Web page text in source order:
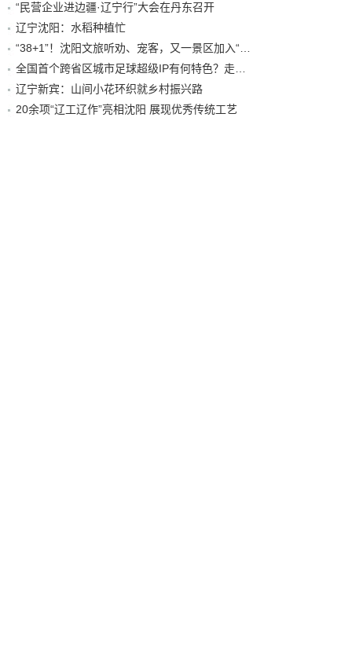
“民营企业进边疆·辽宁行”大会在丹东召开
辽宁沈阳：水稻种植忙
“38+1”！沈阳文旅听劝、宠客，又一景区加入“东北超”优惠名单！
全国首个跨省区城市足球超级IP有何特色？走进沈阳现场去看看
辽宁新宾：山间小花环织就乡村振兴路
20余项“辽工辽作”亮相沈阳 展现优秀传统工艺